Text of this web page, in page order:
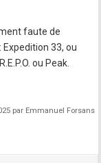
faute de
33, ou
ou Peak.
par Emmanuel Forsans